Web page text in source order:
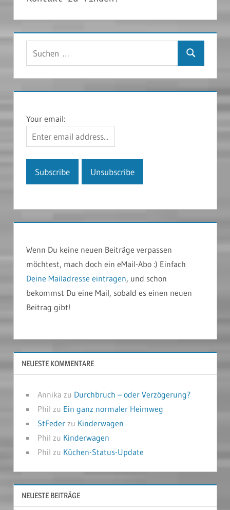
Suchen
Your email:
Wenn Du keine neuen Beiträge verpassen
möchtest, mach doch ein eMail-Abo :) Einfach
Deine Mailadresse eintragen, und schon
bekommst Du eine Mail, sobald es einen neuen
Beitrag gibt!
NEUESTE KOMMENTARE
Annika zu Durchbruch – oder Verzögerung?
Phil zu Ein ganz normaler Heimweg
StFederzu Kinderwagen
Phil zu Kinderwagen
Phil zu Küchen-Status-Update
NEUESTE BEITRÄGE